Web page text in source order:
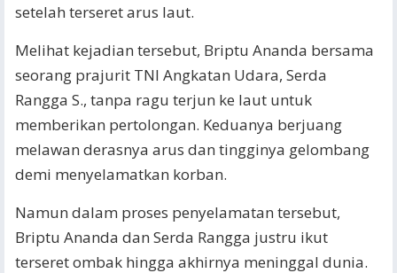
setelah terseret arus laut.
Melihat kejadian tersebut, Briptu Ananda bersama
seorang prajurit TNI Angkatan Udara, Serda
Rangga S., tanpa ragu terjun ke laut untuk
memberikan pertolongan. Keduanya berjuang
melawan derasnya arus dan tingginya gelombang
demi menyelamatkan korban.
Namun dalam proses penyelamatan tersebut,
Briptu Ananda dan Serda Rangga justru ikut
terseret ombak hingga akhirnya meninggal dunia.